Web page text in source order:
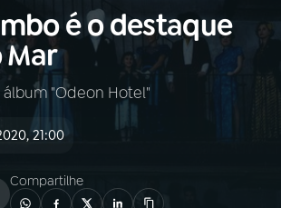
Buscar
AO VIVO
é o destaque
Mar
"Odeon Hotel"
21:00
Compartilhe